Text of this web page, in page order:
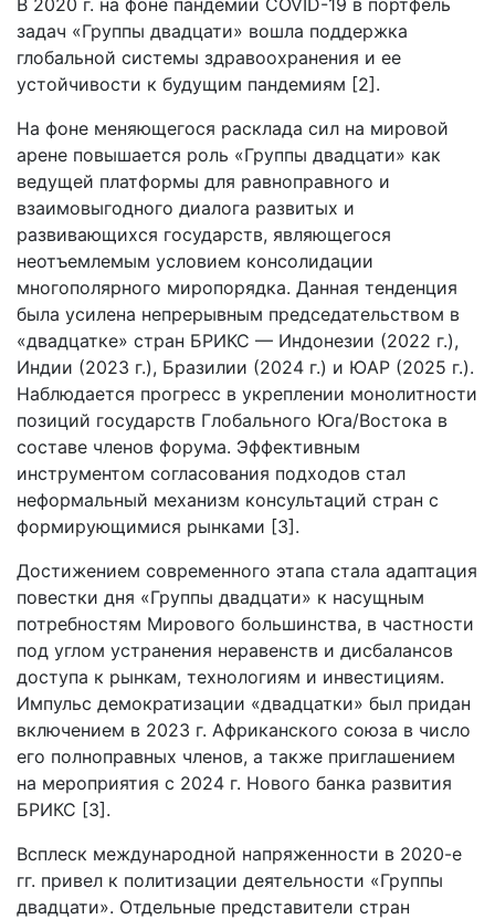
В 2020 г. на фоне пандемии COVID-19 в портфель
задач «Группы двадцати» вошла поддержка
глобальной системы здравоохранения и ее
устойчивости к будущим пандемиям [2].
На фоне меняющегося расклада сил на мировой
арене повышается роль «Группы двадцати» как
ведущей платформы для равноправного и
взаимовыгодного диалога развитых и
развивающихся государств, являющегося
неотъемлемым условием консолидации
многополярного миропорядка. Данная тенденция
была усилена непрерывным председательством в
«двадцатке» стран БРИКС — Индонезии (2022 г.),
Индии (2023 г.), Бразилии (2024 г.) и ЮАР (2025 г.).
Наблюдается прогресс в укреплении монолитности
позиций государств Глобального Юга/Востока в
составе членов форума. Эффективным
инструментом согласования подходов стал
неформальный механизм консультаций стран с
формирующимися рынками [3].
Достижением современного этапа стала адаптация
повестки дня «Группы двадцати» к насущным
потребностям Мирового большинства, в частности
под углом устранения неравенств и дисбалансов
доступа к рынкам, технологиям и инвестициям.
Импульс демократизации «двадцатки» был придан
включением в 2023 г. Африканского союза в число
его полноправных членов, а также приглашением
на мероприятия с 2024 г. Нового банка развития
БРИКС [3].
Всплеск международной напряженности в 2020-е
гг. привел к политизации деятельности «Группы
двадцати». Отдельные представители стран